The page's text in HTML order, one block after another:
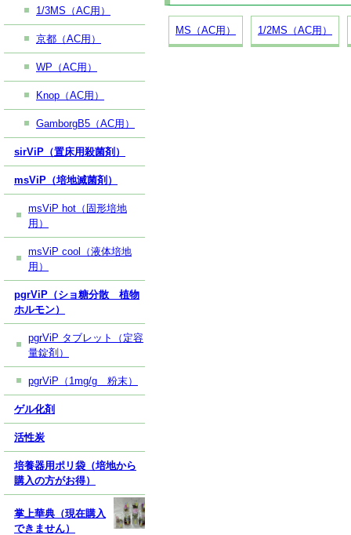
MS（AC用） 1/2MS（AC用）
1/3MS（AC用）
京都（AC用）
WP（AC用）
Knop（AC用）
GamborgB5（AC用）
sirViP（置床用殺菌剤）
msViP（培地滅菌剤）
msViP hot（固形培地
用）
msViP cool（液体培地
用）
pgrViP（ショ糖分散 植物
ホルモン）
pgrViP タブレット（定容
量錠剤）
pgrViP（1mg/g 粉末）
ゲル化剤
活性炭
培養器用ポリ袋（培地から
購入の方がお得）
掌上華典（現在購入
できません）